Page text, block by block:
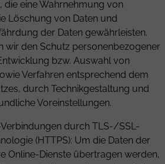
die eine Wahrnehmung von
Löschung von Daten und
der Daten gewährleisten.
wir den Schutz personenbezogener
bzw. Auswahl von
Verfahren entsprechend dem
durch Technikgestaltung und
Voreinstellungen.
durch TLS-/SSL-
(HTTPS): Um die Daten der
Online-Dienste übertragen werden,